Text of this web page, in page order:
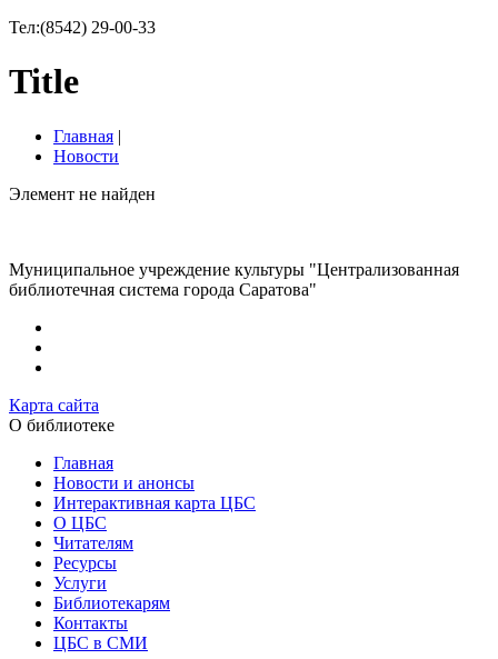
Тел:(8542) 29-00-33
Title
Главная |
Новости
Элемент не найден
Муниципальное учреждение культуры "Централизованная
библиотечная система города Саратова"
Карта сайта
О библиотеке
Главная
Новости и анонсы
Интерактивная карта ЦБС
О ЦБС
Читателям
Ресурсы
Услуги
Библиотекарям
Контакты
ЦБС в СМИ